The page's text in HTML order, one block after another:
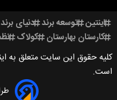
اینتین توسعه برند دنیای برند
کارستان بهارستان کولاک
کلیه حقوق این سایت متعلق به
است.